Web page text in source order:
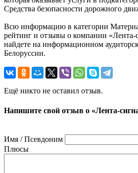
Средства безопасности дорожного
Всю информацию в категории
рейтинг и отзывы о компании
найдете на информационном
Белоруссии.
Ещё никто не оставил отзыв.
Напишите свой отзыв о «Лента-
Имя / Псевдоним
Плюсы